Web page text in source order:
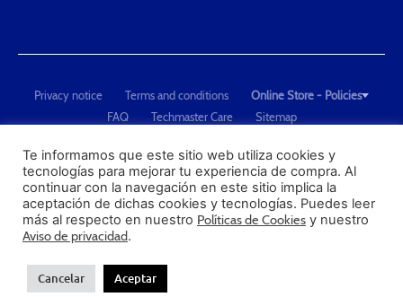
Privacy notice Terms and conditions
Online Store - Policies
FAQ
Techmaster Care
Sitemap
"Techmaster de México is The Global Leader in Test Equipment Solutions -
Calibration, Dimensional Measurement and Testing"
PROFECO
CONDUSEF
Te informamos que este sitio web utiliza cookies y
tecnologías para mejorar tu experiencia de compra. Al
continuar con la navegación en este sitio implica la
aceptación de dichas cookies y tecnologías. Puedes leer
más al respecto en nuestro Políticas de Cookies y nuestro
Aviso de privacidad.
Cancelar Aceptar